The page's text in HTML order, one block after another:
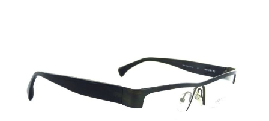
Versandkosten
Menge